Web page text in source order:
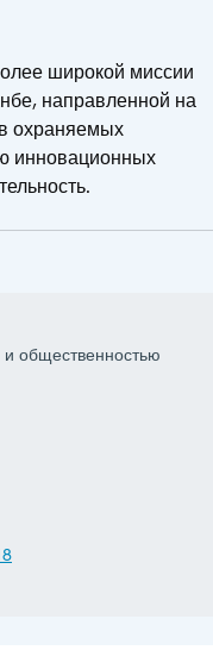
широкой миссии
направленной на
охраняемых
инновационных
общественностью